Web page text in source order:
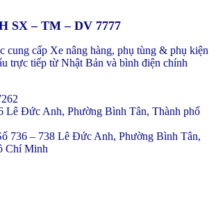
SX – TM – DV 7777
cung cấp Xe nâng hàng, phụ tùng & phụ kiện
trực tiếp từ Nhật Bản và bình điện chính
Lê Đức Anh, Phường Bình Tân, Thành phố
736 – 738 Lê Đức Anh, Phường Bình Tân,
Chí Minh